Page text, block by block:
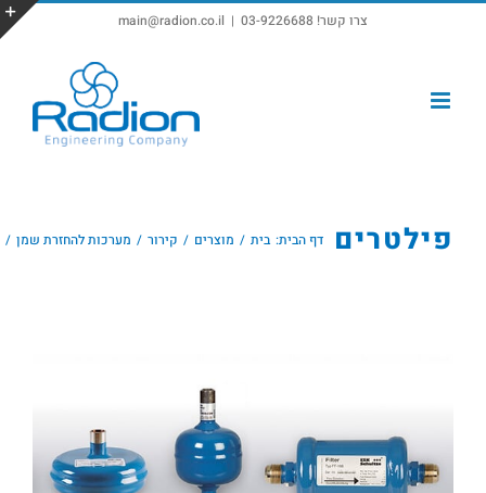
צרו קשר! 03-9226688 |
main@radion.co.il
פילטרים דף הבית: בית מוצרים קירור מערכות להחזרת שמן